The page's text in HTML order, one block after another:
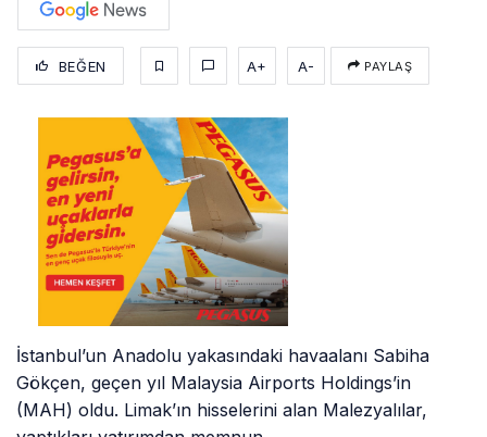
BEĞEN A+ A- PAYLAŞ
İstanbul’un Anadolu yakasındaki havaalanı Sabiha
Gökçen, geçen yıl Malaysia Airports Holdings’in
(MAH) oldu. Limak’ın hisselerini alan Malezyalılar,